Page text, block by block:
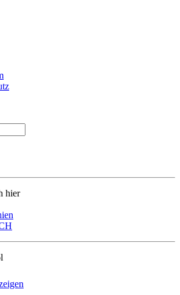
hier